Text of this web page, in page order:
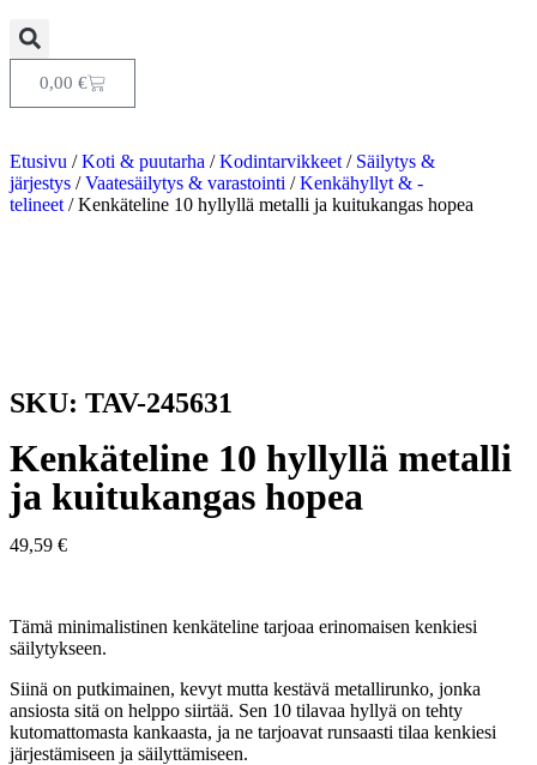
0,00 €
Etusivu /Koti & puutarha /Kodintarvikkeet / Säilytys &
järjestys /Vaatesäilytys & varastointi /Kenkähyllyt & -
telineet / Kenkäteline 10 hyllyllä metalli ja kuitukangas hopea
SKU: TAV-245631
Kenkäteline 10 hyllyllä metalli
ja kuitukangas hopea
49,59 €
Tämä minimalistinen kenkäteline tarjoaa erinomaisen kenkiesi
säilytykseen.
Siinä on putkimainen, kevyt mutta kestävä metallirunko, jonka
ansiosta sitä on helppo siirtää. Sen 10 tilavaa hyllyä on tehty
kutomattomasta kankaasta, ja ne tarjoavat runsaasti tilaa kenkiesi
järjestämiseen ja säilyttämiseen.